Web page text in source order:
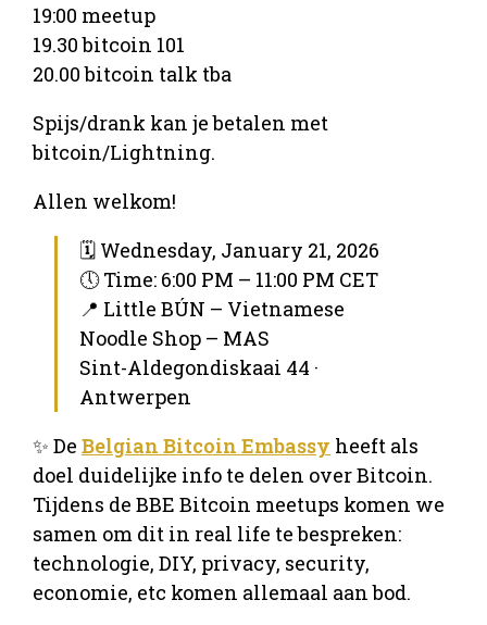
19:00 meetup
19.30 bitcoin 101
20.00 bitcoin talk tba
Spijs/drank kan je betalen met
bitcoin/Lightning.
Allen welkom!
🗓 Wednesday, January 21, 2026
🕔 Time: 6:00 PM – 11:00 PM CET
📍 Little BÚN – Vietnamese
Noodle Shop – MAS
Sint-Aldegondiskaai 44 ·
Antwerpen
✨ De Belgian Bitcoin Embassy heeft als
doel duidelijke info te delen over Bitcoin.
Tijdens de BBE Bitcoin meetups komen we
samen om dit in real life te bespreken:
technologie, DIY, privacy, security,
economie, etc komen allemaal aan bod.